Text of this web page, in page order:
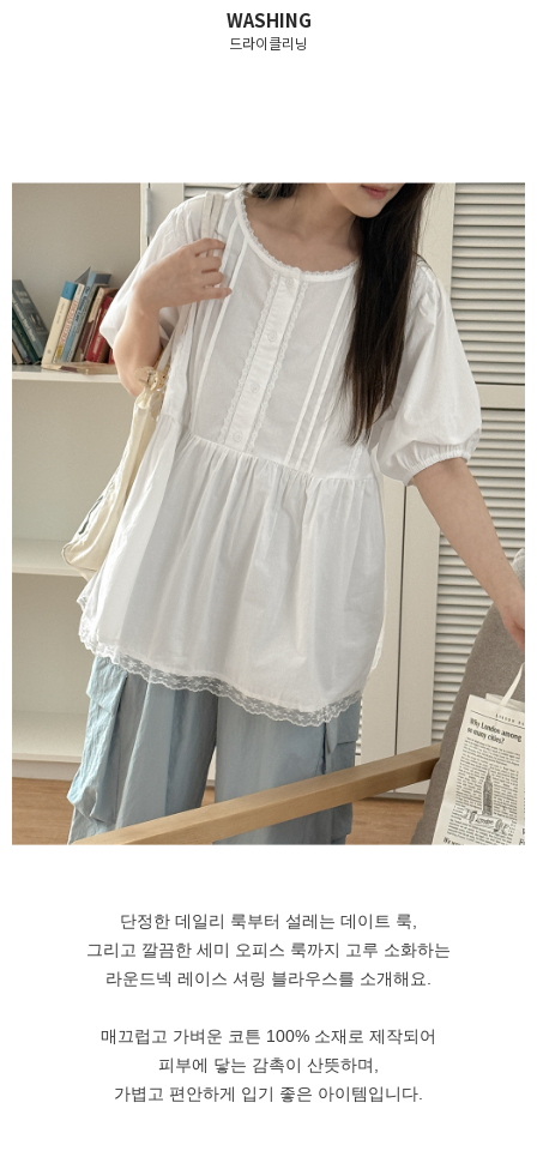
WASHING
드라이클리닝
단정한 데일리 룩부터 설레는 데이트 룩,
그리고 깔끔한 세미 오피스 룩까지 고루 소화하는
라운드넥 레이스 셔링 블라우스를 소개해요.
매끄럽고 가벼운 코튼 100% 소재로 제작되어
피부에 닿는 감촉이 산뜻하며,
가볍고 편안하게 입기 좋은 아이템입니다.